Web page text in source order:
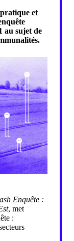
et
au sujet de
Enquête :
, met
: